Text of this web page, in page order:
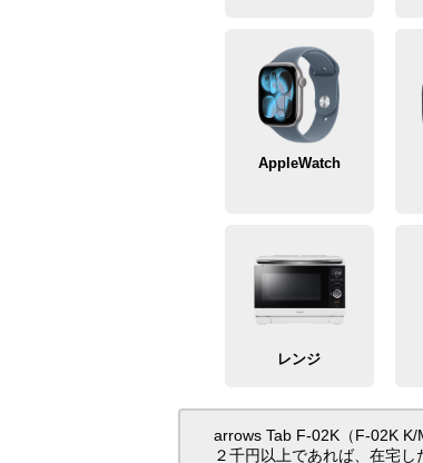
AppleWatch
レンジ
arrows Tab F-02K（F-02K
２千円以上であれば、在宅